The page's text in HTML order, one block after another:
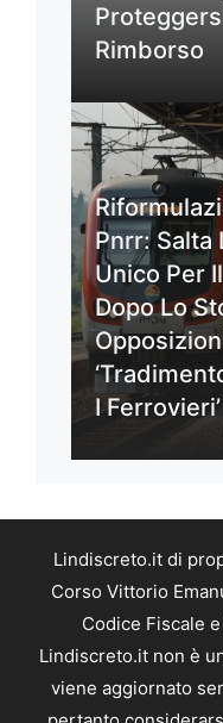
Rimborso
Pnrr: Salta
Unico Per
Dopo Lo
I Ferrovieri’
Lindiscreto.it di
Corso Vittorio
Codice Fiscale
Lindiscreto.it non è
viene aggiornato